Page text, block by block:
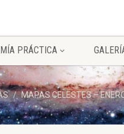
PRÁCTICA
MAPAS CELESTES –